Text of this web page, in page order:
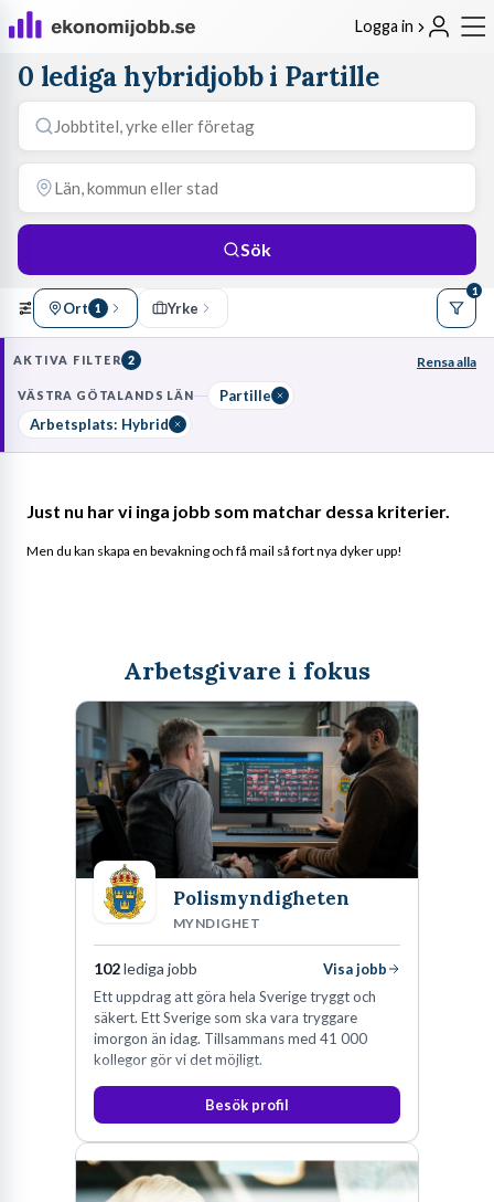
Logga in
0 lediga hybridjobb i Partille
Sök
Ort 1 Yrke
1
AKTIVA FILTER 2 Rensa alla
VÄSTRA GÖTALANDS LÄN
Partille
Arbetsplats: Hybrid
Just nu har vi inga jobb som matchar dessa kriterier.
Men du kan skapa en bevakning och få mail så fort nya dyker upp!
Arbetsgivare i fokus
Polismyndigheten
MYNDIGHET
102lediga jobb
Visa jobb
Ett uppdrag att göra hela Sverige tryggt och
säkert. Ett Sverige som ska vara tryggare
imorgon än idag. Tillsammans med 41 000
kollegor gör vi det möjligt.
Besök profil